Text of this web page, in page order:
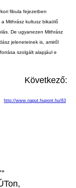
fibula fejezetben
Mithrász kultusz bikaölő
De ugyanezen Mithrász
jeleneteinek is, amiről
szolgált alapjául e
Következő:
http://www.naput.hupont.hu/83